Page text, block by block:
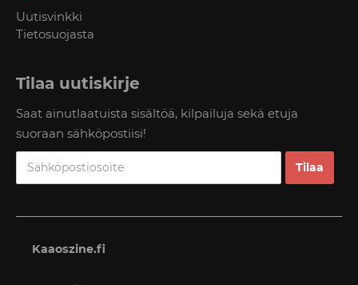
Uutisvinkki
Tietosuojasta
Tilaa uutiskirje
Saat ainutlaatuista sisältöä, kilpailuja sekä etuja
suoraan sähköpostiisi!
Kaaoszine.fi